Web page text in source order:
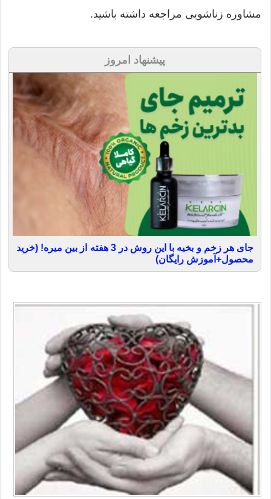
مشاوره زناشویی مراجعه داشته باشید.
پیشنهاد امروز
جای هر زخم و بخیه با این روش در 3 هفته از بین میره! (خرید
محصول+آموزش رایگان)